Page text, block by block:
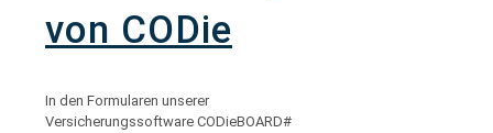
von CODie
In den Formularen unserer
Versicherungssoftware CODieBOARD#